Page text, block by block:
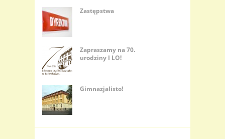
Zastępstwa
Zapraszamy na 70.
urodziny I LO!
Gimnazjalisto!